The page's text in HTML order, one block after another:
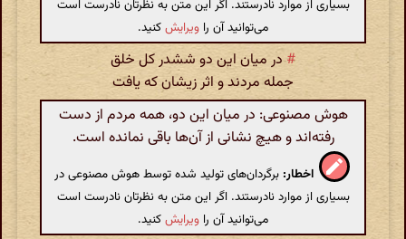
بسیاری از موارد نادرستند. اگر این متن به نظرتان نادرست است
می‌توانید آن را ویرایشکنید.
#در میان این دو ششدر کل خلق
جمله مردند و اثر زیشان که یافت
هوش مصنوعی: در میان این دو، همه مردم از دست
رفته‌اند و هیچ نشانی از آن‌ها باقی نمانده است.
اخطار: برگردان‌های تولید شده توسط هوش مصنوعی در
بسیاری از موارد نادرستند. اگر این متن به نظرتان نادرست است
می‌توانید آن را ویرایشکنید.